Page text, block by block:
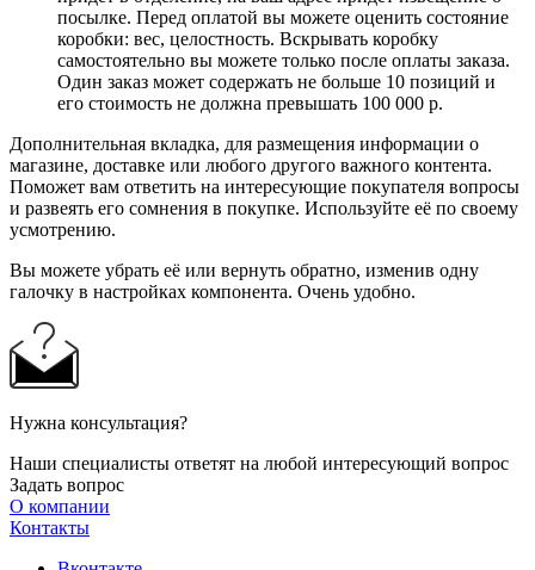
посылке. Перед оплатой вы можете оценить состояние
коробки: вес, целостность. Вскрывать коробку
самостоятельно вы можете только после оплаты заказа.
Один заказ может содержать не больше 10 позиций и
его стоимость не должна превышать 100 000 р.
Дополнительная вкладка, для размещения информации о
магазине, доставке или любого другого важного контента.
Поможет вам ответить на интересующие покупателя вопросы
и развеять его сомнения в покупке. Используйте её по своему
усмотрению.
Вы можете убрать её или вернуть обратно, изменив одну
галочку в настройках компонента. Очень удобно.
Нужна консультация?
Наши специалисты ответят на любой интересующий вопрос
Задать вопрос
О компании
Контакты